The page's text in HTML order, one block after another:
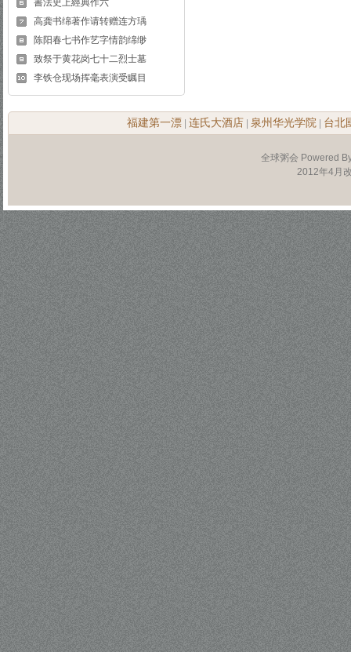
書法史上經典作六
高龚书绵著作请转赠连方瑀
陈阳春七书作艺字情韵绵缈
致祭于黄花岗七十二烈士墓
李铁仓现场挥毫表演受瞩目
福建第一漂 连氏大酒店 泉州华光学院 台北
全球粥会 Powered
2012年4月